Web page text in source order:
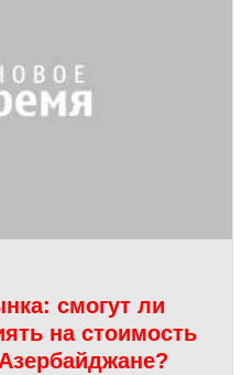
смогут ли
на стоимость